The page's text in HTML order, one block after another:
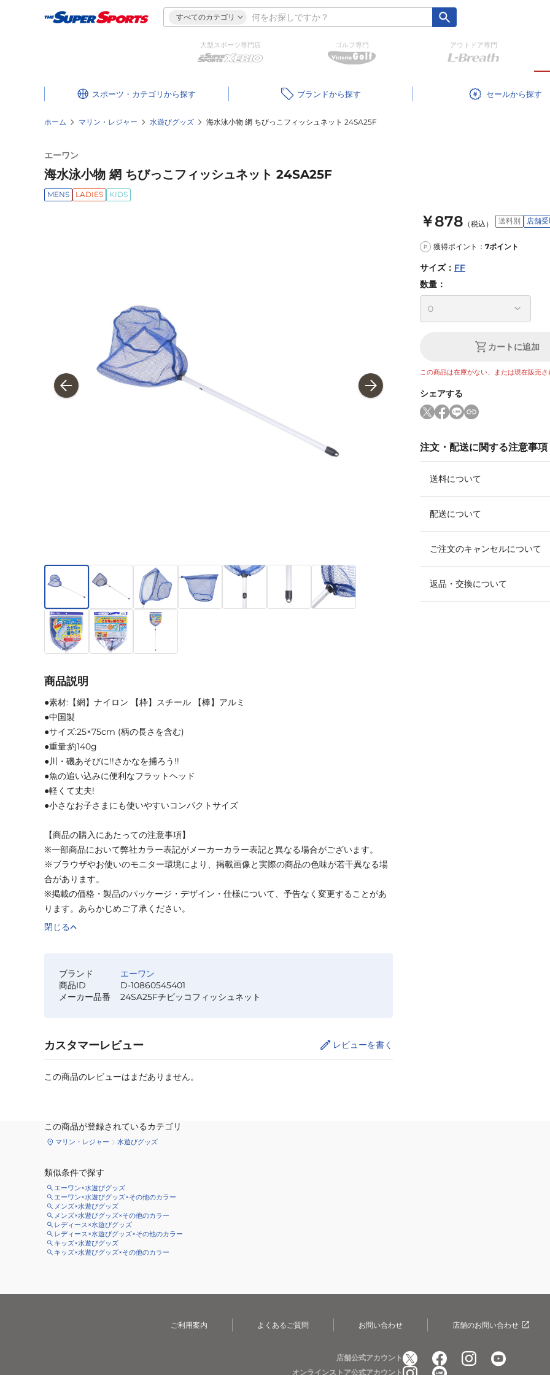
すべてのカテゴリ
大型スポーツ専門店 ゴルフ専門 アウトドア専門
スポーツ・カテゴリ ブランド セール
ホーム マリン・レジャー 水遊びグッズ 海水泳小物 網 ちびっこフィッシュネット 24SA25F
エーワン
海水泳小物 網 ちびっこフィッシュネット 24SA25F
MENS LADIES KIDS
￥878 （税込） 送料別 店舗
P 獲得ポイント： 7ポイント
サイズ： FF
数量：
カートに追加
この商品は在庫がない、または現在販売さ
シェアする
注文・配送に関する注意事項
送料について
配送について
ご注文のキャンセルについて
返品・交換について
商品説明
●素材:【網】ナイロン 【枠】スチール 【棒】アルミ
●中国製
●サイズ:25×75cm (柄の長さを含む)
●重量:約140g
●川・磯あそびに!!さかなを捕ろう!!
●魚の追い込みに便利なフラットヘッド
●軽くて丈夫!
●小さなお子さまにも使いやすいコンパクトサイズ
【商品の購入にあたっての注意事項】
※一部商品において弊社カラー表記がメーカーカラー表記と異なる場合がございます。
※ブラウザやお使いのモニター環境により、掲載画像と実際の商品の色味が若干異なる場
合があります。
※掲載の価格・製品のパッケージ・デザイン・仕様について、予告なく変更することがあ
ります。あらかじめご了承ください。
閉じる
ブランド
エーワン
商品ID
D-10860545401
メーカー品番
24SA25Fチビッコフィッシュネット
カスタマーレビュー レビューを書く
この商品のレビューはまだありません。
この商品が登録されているカテゴリ
マリン・レジャー 水遊びグッズ
類似条件で探す
エーワン×水遊びグッズ
エーワン×水遊びグッズ×その他のカラー
メンズ×水遊びグッズ
メンズ×水遊びグッズ×その他のカラー
レディース×水遊びグッズ
レディース×水遊びグッズ×その他のカラー
キッズ×水遊びグッズ
キッズ×水遊びグッズ×その他のカラー
ご利用案内 よくあるご質問 お問い合わせ 店舗のお問い合わせ
店舗公式アカウント
オンラインストア公式アカウント